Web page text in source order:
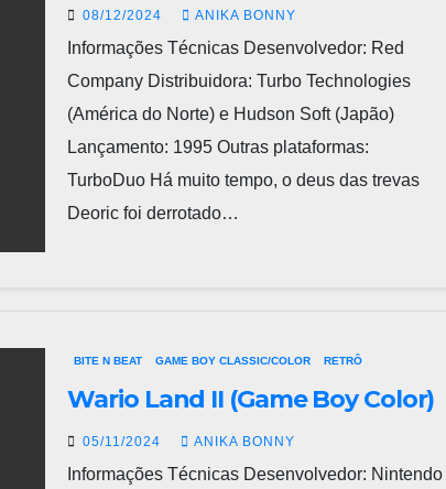
08/12/2024 ANIKA BONNY
Informações Técnicas Desenvolvedor: Red
Company Distribuidora: Turbo Technologies
(América do Norte) e Hudson Soft (Japão)
Lançamento: 1995 Outras plataformas:
TurboDuo Há muito tempo, o deus das trevas
Deoric foi derrotado…
BITE N BEAT GAME BOY CLASSIC/COLOR RETRÔ
Wario Land II (Game Boy Color)
05/11/2024 ANIKA BONNY
Informações Técnicas Desenvolvedor: Nintendo